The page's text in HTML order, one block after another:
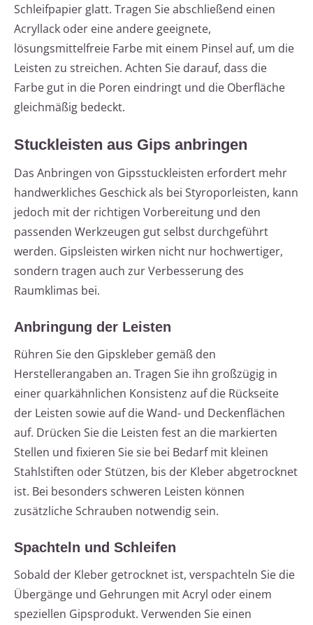
Schleifpapier glatt. Tragen Sie abschließend einen
Acryllack oder eine andere geeignete,
lösungsmittelfreie Farbe mit einem Pinsel auf, um die
Leisten zu streichen. Achten Sie darauf, dass die
Farbe gut in die Poren eindringt und die Oberfläche
gleichmäßig bedeckt.
Stuckleisten aus Gips anbringen
Das Anbringen von Gipsstuckleisten erfordert mehr
handwerkliches Geschick als bei Styroporleisten, kann
jedoch mit der richtigen Vorbereitung und den
passenden Werkzeugen gut selbst durchgeführt
werden. Gipsleisten wirken nicht nur hochwertiger,
sondern tragen auch zur Verbesserung des
Raumklimas bei.
Anbringung der Leisten
Rühren Sie den Gipskleber gemäß den
Herstellerangaben an. Tragen Sie ihn großzügig in
einer quarkähnlichen Konsistenz auf die Rückseite
der Leisten sowie auf die Wand- und Deckenflächen
auf. Drücken Sie die Leisten fest an die markierten
Stellen und fixieren Sie sie bei Bedarf mit kleinen
Stahlstiften oder Stützen, bis der Kleber abgetrocknet
ist. Bei besonders schweren Leisten können
zusätzliche Schrauben notwendig sein.
Spachteln und Schleifen
Sobald der Kleber getrocknet ist, verspachteln Sie die
Übergänge und Gehrungen mit Acryl oder einem
speziellen Gipsprodukt. Verwenden Sie einen